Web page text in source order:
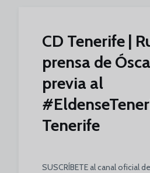
CD Tenerife |
prensa de
previa al
Tenerife
SUSCRÍBETE al canal oficial